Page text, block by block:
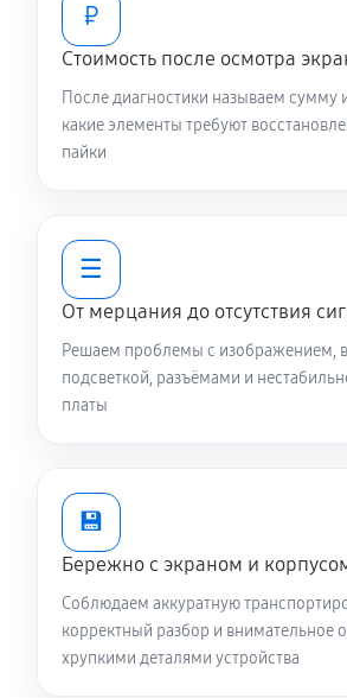
₽
Стоимость после осмотра
После диагностики называем сумму
какие элементы требуют
пайки
☰
От мерцания до отсутствия
Решаем проблемы с изображением,
подсветкой, разъёмами и
платы
💾
Бережно с экраном и
Соблюдаем аккуратную
корректный разбор и внимательное
хрупкими деталями устройства